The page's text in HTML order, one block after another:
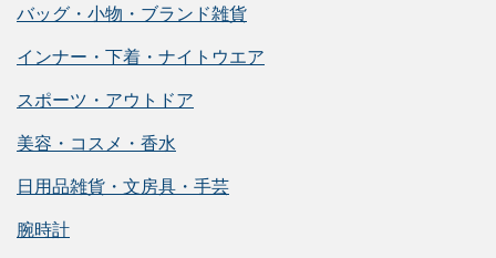
バッグ・小物・ブランド雑貨
インナー・下着・ナイトウエア
スポーツ・アウトドア
美容・コスメ・香水
日用品雑貨・文房具・手芸
腕時計